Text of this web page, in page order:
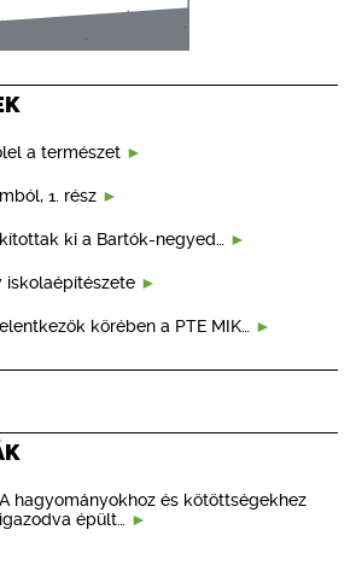
a természet
1. rész
ki a Bartók-negyed…
iskolaépítészete
körében a PTE MIK…
A hagyományokhoz és kötöttségekhez
igazodva épült…